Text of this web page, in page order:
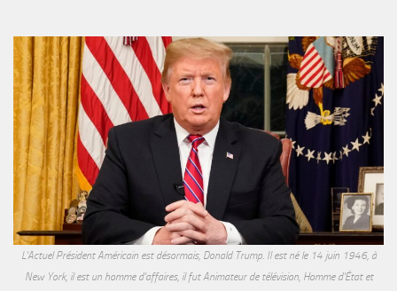
L'Actuel Président Américain est désormais, Donald Trump. Il est né le 14 juin 1946, à
New York, il est un homme d'affaires, il fut Animateur de télévision, Homme d'État et